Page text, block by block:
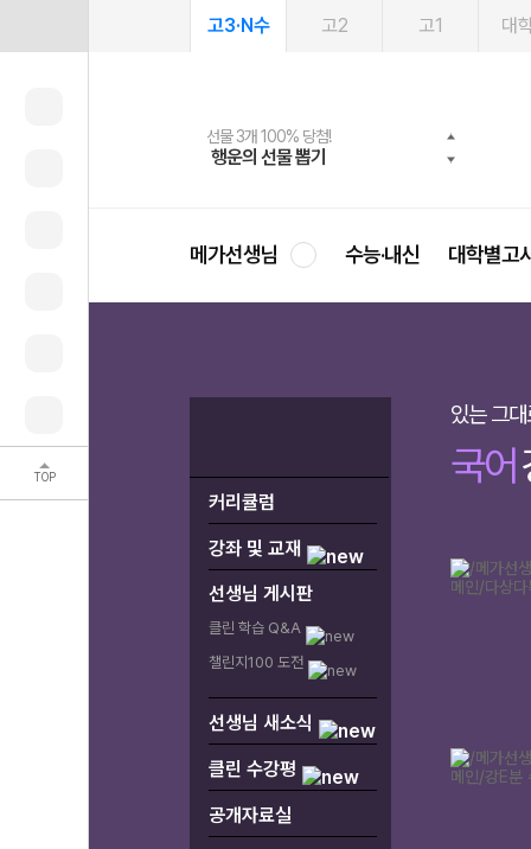
TOP
고3·N수 고2 고1 대
선물 3개 100% 당첨!
행운의 선물 뽑기
선물 100% 증정!
메가스터디 X 올리브
여름방학 스터디 캐시백
메가런 썸머스쿨
2027 러셀 단과
강사 공개선발
스마트러닝앱
설문 EVENT
메가패스
3일 무료 체험권
메가패스 수강생 무료혜택!
메가클럽 멤버십
사회공헌 캠페인
희망이룸 메가나눔
메가선생님 수능·내신 대학별고
커리큘럼
강좌 및 교재
선생님 게시판
클린 학습 Q&A
챌린지100 도전
선생님 새소식
클린 수강평
공개자료실
있는 그
국어